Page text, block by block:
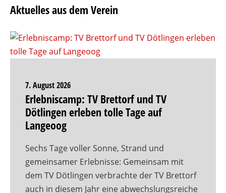
Aktuelles aus dem Verein
7. August 2026
Erlebniscamp: TV Brettorf und TV
Dötlingen erleben tolle Tage auf
Langeoog
Sechs Tage voller Sonne, Strand und
gemeinsamer Erlebnisse: Gemeinsam mit
dem TV Dötlingen verbrachte der TV Brettorf
auch in diesem Jahr eine abwechslungsreiche